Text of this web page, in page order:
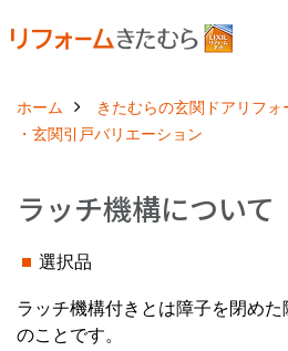
ホーム
きたむらの玄関ドアリフォ
・玄関引戸バリエーション
ラッチ機構について
選択品
ラッチ機構付きとは障子を閉め
のことです。